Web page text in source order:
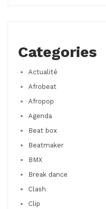
Categories
Actualité
Afrobeat
Afropop
Agenda
Beat box
Beatmaker
BMX
Break dance
Clash
Clip